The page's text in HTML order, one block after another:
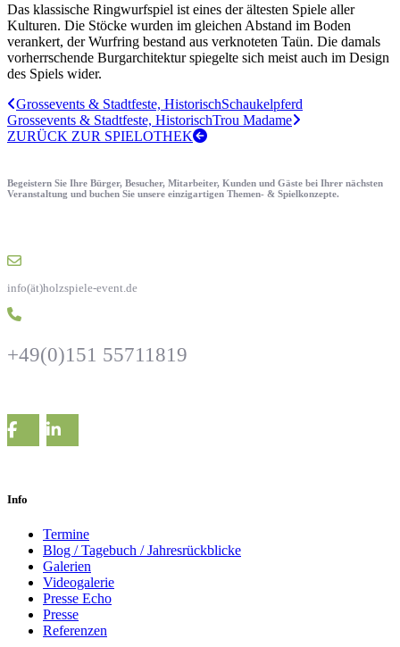
Das klassische Ringwurfspiel ist eines der ältesten Spiele aller
Kulturen. Die Stöcke wurden im gleichen Abstand im Boden
verankert, der Wurfring bestand aus verknoteten Taün. Die damals
vorherrschende Burgarchitektur spiegelte sich meist auch im Design
des Spiels wider.
Grossevents & Stadtfeste, HistorischSchaukelpferd
Grossevents & Stadtfeste, HistorischTrou Madame
ZURÜCK ZUR SPIELOTHEK
Begeistern Sie Ihre Bürger, Besucher, Mitarbeiter, Kunden und Gäste bei Ihrer nächsten
Veranstaltung und buchen Sie unsere einzigartigen Themen- & Spielkonzepte.
info(ät)holzspiele-event.de
+49(0)151 55711819
Info
Termine
Blog / Tagebuch / Jahresrückblicke
Galerien
Videogalerie
Presse Echo
Presse
Referenzen